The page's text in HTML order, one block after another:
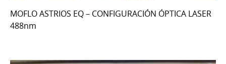
MOFLO ASTRIOS EQ – CONFIGURACIÓN ÓPTICA LASER
488nm